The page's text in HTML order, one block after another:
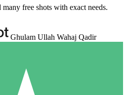
free shots with exact needs.
Ghulam Ullah Wahaj Qadir